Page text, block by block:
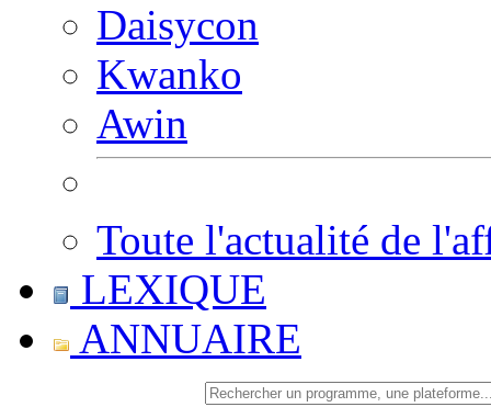
Daisycon
Kwanko
Awin
Toute l'actualité de
LEXIQUE
ANNUAIRE